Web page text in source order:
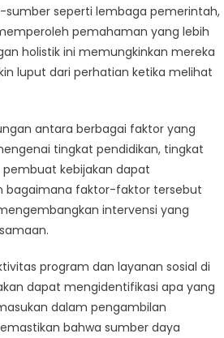
sumber seperti lembaga pemerintah,
pemahaman yang lebih
holistik ini memungkinkan mereka
luput dari perhatian ketika melihat
antara berbagai faktor yang
tingkat pendidikan, tingkat
kebijakan dapat
bagaimana faktor-faktor tersebut
intervensi yang
program dan layanan sosial di
dapat mengidentifikasi apa yang
dalam pengambilan
bahwa sumber daya